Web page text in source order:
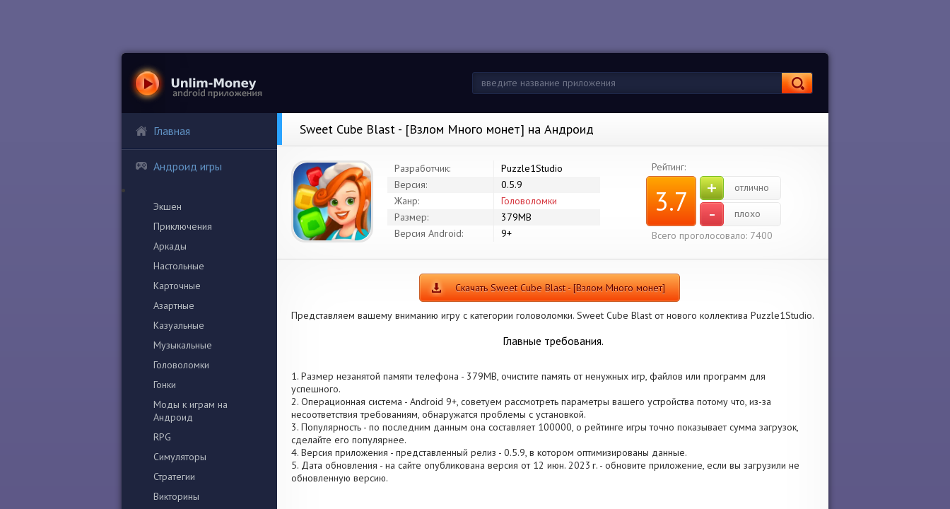
Главная
Андроид игры
Экшен
Приключения
Аркады
Настольные
Карточные
Азартные
Казуальные
Музыкальные
Головоломки
Гонки
Моды к играм на
Андроид
RPG
Симуляторы
Стратегии
Викторины
Sweet Cube Blast - [Взлом Много монет] на Андроид
Разработчик:
Puzzle1Studio
Версия:
0.5.9
Жанр:
Головоломки
Размер:
379MB
Версия Android:
9+
Рейтинг:
3.7 + отлично
-
плохо
Всего проголосовало: 7400
Скачать Sweet Cube Blast - [Взлом Много монет]
Представляем вашему вниманию игру с категории головоломки. Sweet Cube Blast от нового коллектива Puzzle1Studio.
Главные требования.
1. Размер незанятой памяти телефона - 379MB, очистите память от ненужных игр, файлов или программ для
успешного.
2. Операционная система - Android 9+, советуем рассмотреть параметры вашего устройства потому что, из-за
несоответствия требованиям, обнаружатся проблемы с установкой.
3. Популярность - по последним данным она составляет 100000, о рейтинге игры точно показывает сумма загрузок,
сделайте его популярнее.
4. Версия приложения - представленный релиз - 0.5.9, в котором оптимизированы данные.
5. Дата обновления - на сайте опубликована версия от 12 июн. 2023 г. - обновите приложение, если вы загрузили не
обновленную версию.